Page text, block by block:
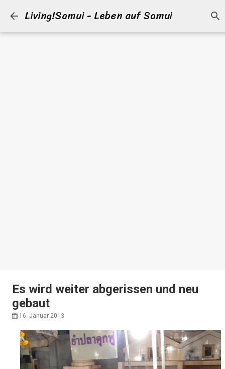
Direkt zum Hauptbereich
Living!Samui - Leben auf Samui
Es wird weiter abgerissen und neu
gebaut
16. Januar 2013